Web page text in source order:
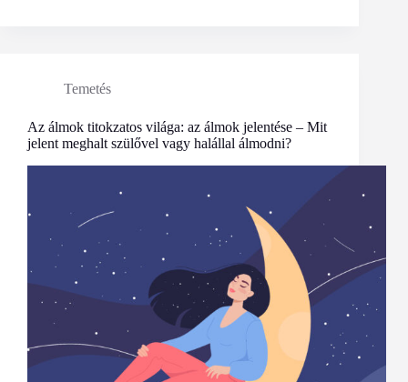
Temetés
Az álmok titokzatos világa: az álmok jelentése – Mit
jelent meghalt szülővel vagy halállal álmodni?